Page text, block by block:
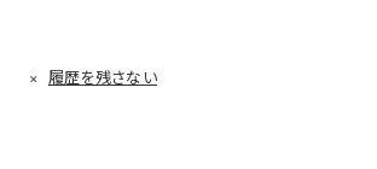
履歴を残さない